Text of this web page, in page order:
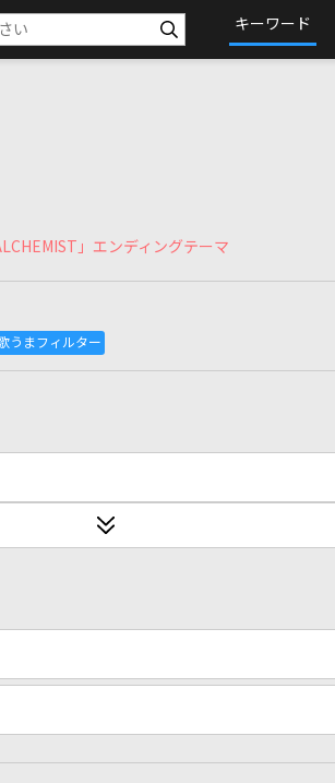
キーワード
」エンディングテーマ